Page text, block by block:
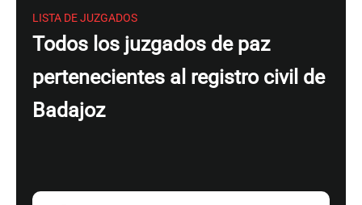
LISTA DE JUZGADOS
Todos los juzgados de paz
pertenecientes al registro civil de
Badajoz